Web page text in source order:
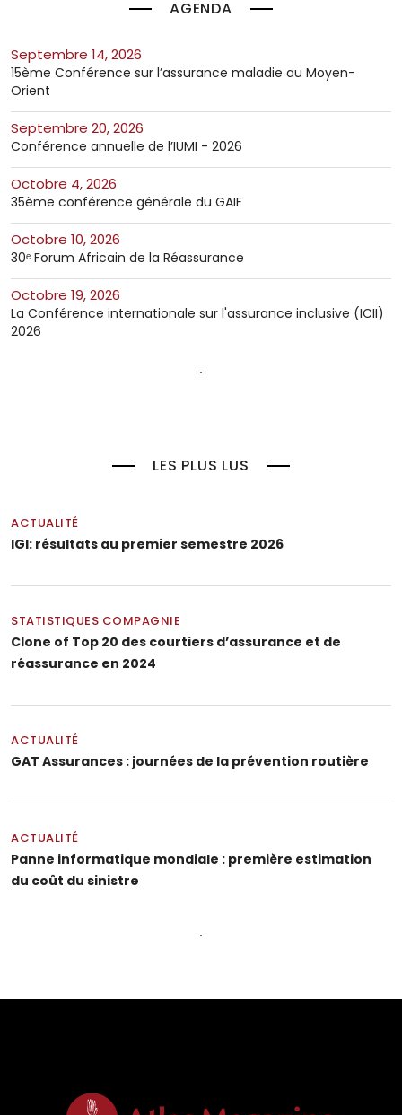
AGENDA
septembre 14, 2026
15ème Conférence sur l’assurance maladie au Moyen-
Orient
septembre 20, 2026
Conférence annuelle de l’IUMI - 2026
octobre 4, 2026
35ème conférence générale du GAIF
octobre 10, 2026
30ᵉ Forum Africain de la Réassurance
octobre 19, 2026
La Conférence internationale sur l'assurance inclusive (ICII)
2026
LES PLUS LUS
ACTUALITÉ
IGI: résultats au premier semestre 2026
STATISTIQUES COMPAGNIE
Clone of Top 20 des courtiers d’assurance et de
réassurance en 2024
ACTUALITÉ
GAT Assurances : journées de la prévention routière
ACTUALITÉ
Panne informatique mondiale : première estimation
du coût du sinistre